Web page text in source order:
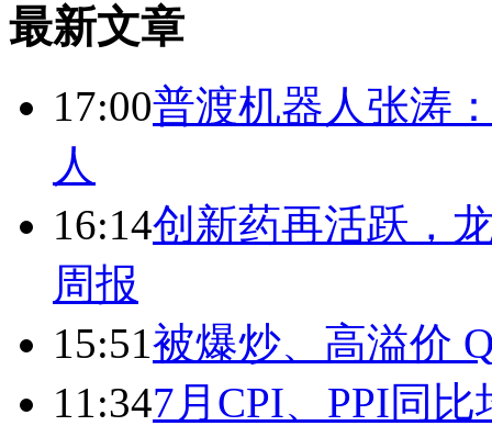
最新文章
17:00普渡机器人张涛
人
16:14创新药再活跃，
周报
15:51被爆炒、高溢价
11:347月CPI、PPI同